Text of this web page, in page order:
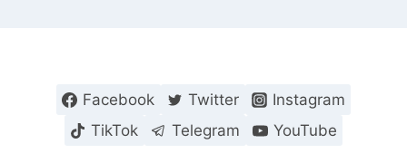
Facebook Twitter
Instagram
TikTok
Telegram YouTube